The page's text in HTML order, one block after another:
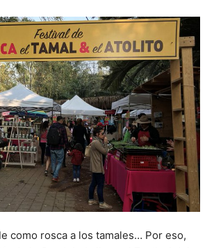
como rosca a los tamales… Por eso,